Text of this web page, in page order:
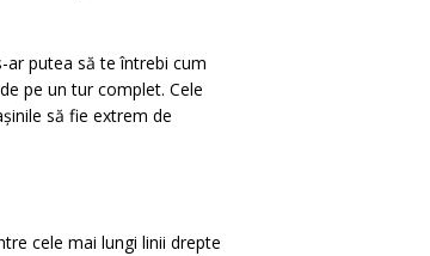
ar putea să te întrebi cum
pe un tur complet. Cele
să fie extrem de
cele mai lungi linii drepte